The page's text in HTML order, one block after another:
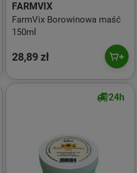
FARMVIX
FarmVix Borowinowa maść
150ml
28,89 zł
24h